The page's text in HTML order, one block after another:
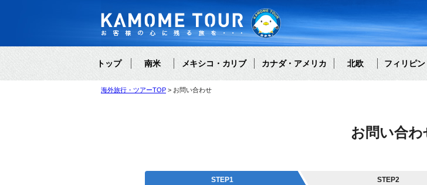
トップ 南米 メキシコ・カリブ カナダ・アメリカ 北欧 フィリピン
海外旅行・ツアーTOP お問い合わせ
お問い合わ
STEP1 STEP2